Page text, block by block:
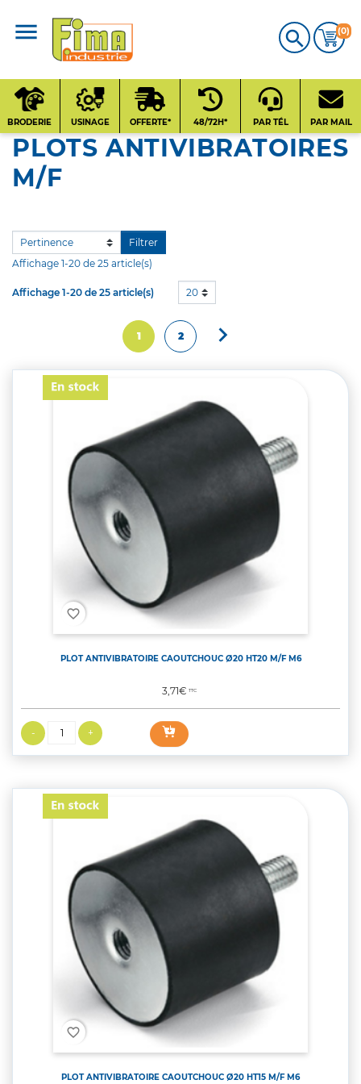
 (0)
CATALOGUE
PRODUITS
Qui sommes-nous
BRODERIE USINAGE OFFERTE* 48/72H* PAR TÉL PAR MAIL
PLOTS ANTIVIBRATOIRES
M/F
Filtrer
Affichage 1-20 de 25 article(s)
Affichage 1-20 de 25 article(s) 20
1 2 Suivant

favorite_border
PLOT ANTIVIBRATOIRE CAOUTCHOUC Ø20 HT20 M/F M6
Prix
3,71€TTC
favorite_border
PLOT ANTIVIBRATOIRE CAOUTCHOUC Ø20 HT15 M/F M6